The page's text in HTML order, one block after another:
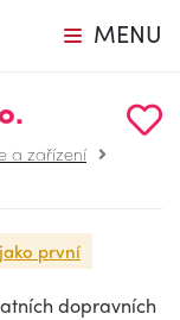
MENU
a zařízení
první
dopravních